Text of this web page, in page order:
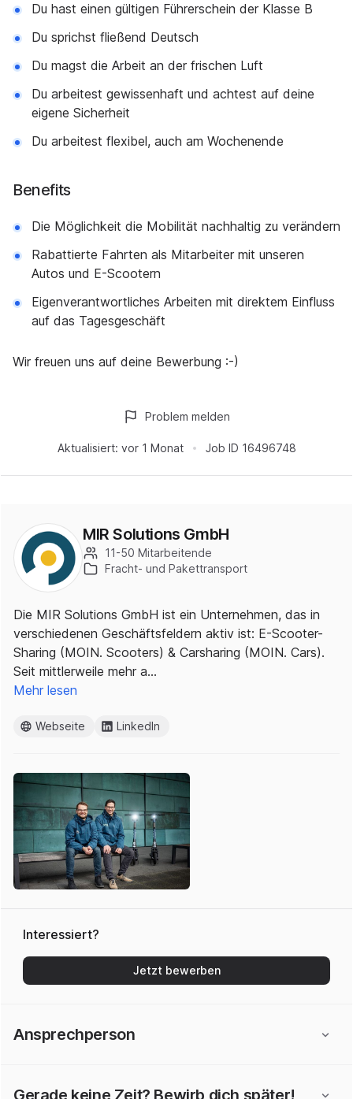
Du hast einen gültigen Führerschein der Klasse B
Du sprichst fließend Deutsch
Du magst die Arbeit an der frischen Luft
Du arbeitest gewissenhaft und achtest auf deine
eigene Sicherheit
Du arbeitest flexibel, auch am Wochenende
Benefits
Die Möglichkeit die Mobilität nachhaltig zu verändern
Rabattierte Fahrten als Mitarbeiter mit unseren
Autos und E-Scootern
Eigenverantwortliches Arbeiten mit direktem Einfluss
auf das Tagesgeschäft
Wir freuen uns auf deine Bewerbung :-)
Aktualisiert: vor 1 Monat Job ID 16496748
Problem melden
MIR Solutions GmbH
11-50 Mitarbeitende
Fracht- und Pakettransport
Die MIR Solutions GmbH ist ein Unternehmen, das in
verschiedenen Geschäftsfeldern aktiv ist: E-Scooter-
Sharing (MOIN. Scooters) & Carsharing (MOIN. Cars).
Seit mittlerweile mehr a…
Mehr lesen
Webseite LinkedIn
Interessiert?
Jetzt bewerben
Ansprechperson
Gerade keine Zeit? Bewirb dich später!